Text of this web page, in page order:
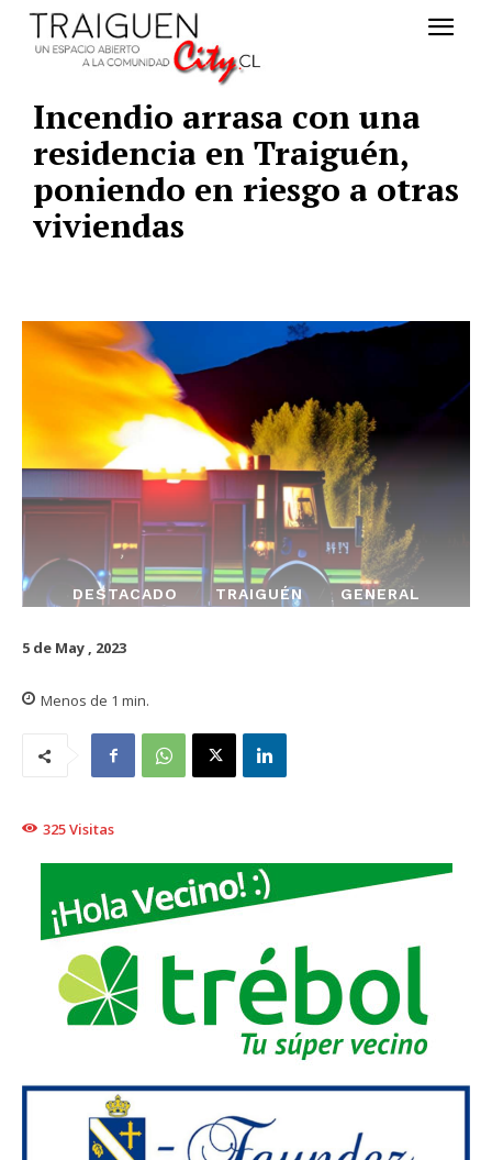
Incendio arrasa con una
residencia en Traiguén,
poniendo en riesgo a otras
viviendas
DESTACADO TRAIGUÉN GENERAL
5 de May , 2023
Menos de 1 min.
325Visitas